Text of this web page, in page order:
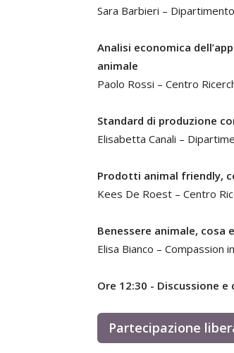
Sara Barbieri –
Analisi economica
animale
Paolo Rossi – Centro
Standard di produzione
Elisabetta Canali –
Prodotti animal friendly,
Kees De Roest – Centro
Benessere animale, cosa
Elisa Bianco – Compassion
Ore 12:30 - Discussione
Partecipazione